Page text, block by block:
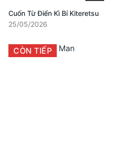
Cuốn Từ Điển Kì Bí Kiteretsu
25/05/2026
CÒN TIẾP